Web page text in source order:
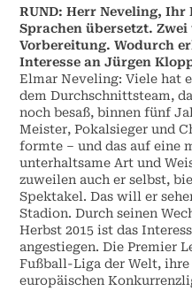
RUND: Herr Neveling, Ihr
Sprachen übersetzt.
Vorbereitung. Wodurch
Interesse an Jürgen
Elmar Neveling: Viele hat
dem Durchschnittsteam,
noch besaß, binnen fünf
Meister, Pokalsieger und
formte – und das auf eine
unterhaltsame Art und
zuweilen auch er selbst,
Spektakel. Das will er
Stadion. Durch seinen
Herbst 2015 ist das
angestiegen. Die Premier
Fußball-Liga der Welt,
europäischen